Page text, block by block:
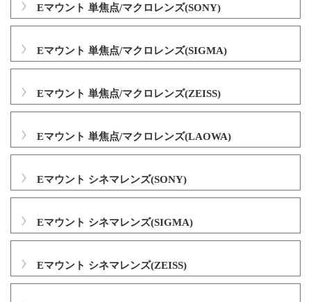
Eマウント 単焦点/マクロレンズ(SONY)
Eマウント 単焦点/マクロレンズ(SIGMA)
Eマウント 単焦点/マクロレンズ(ZEISS)
Eマウント 単焦点/マクロレンズ(LAOWA)
Eマウント シネマレンズ(SONY)
Eマウント シネマレンズ(SIGMA)
Eマウント シネマレンズ(ZEISS)